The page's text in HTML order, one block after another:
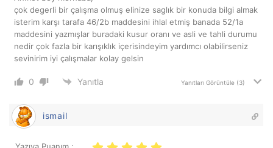
çok degerli bir çalışma olmuş elinize saglık bir konuda bilgi almak
isterim karşı tarafa 46/2b maddesini ihlal etmiş banada 52/1a
maddesini yazmışlar buradaki kusur oranı ve asli ve tahli durumu
nedir çok fazla bir karışıklık içerisindeyim yardımcı olabilirseniz
sevinirim iyi çalışmalar kolay gelsin
0 Yanıtla Yanıtları Görüntüle (3)
ismail